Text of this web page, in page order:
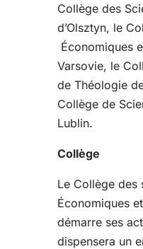
Collège des
d’Olsztyn, le
Économiques
Varsovie, le
de Théologie
Collège de
Lublin.
Collège
Le Collège des
Économiques
démarre ses
dispensera un